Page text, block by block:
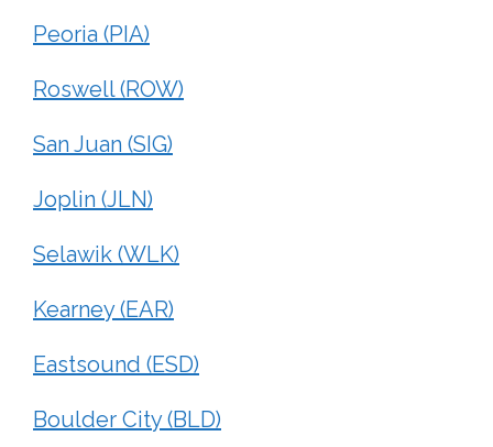
Peoria (PIA)
Roswell (ROW)
San Juan (SIG)
Joplin (JLN)
Selawik (WLK)
Kearney (EAR)
Eastsound (ESD)
Boulder City (BLD)